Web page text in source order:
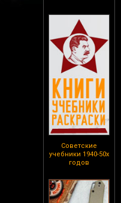
Советские
учебники 1940-50х
годов